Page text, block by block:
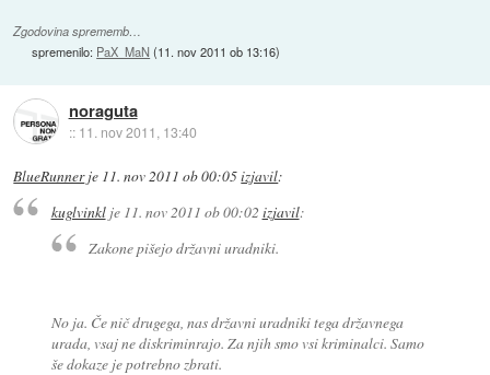
Zgodovina sprememb…
spremenilo: PaX_MaN (11. nov 2011 ob 13:16)
noraguta
:: 11. nov 2011, 13:40
BlueRunnerje 11. nov 2011 ob 00:05izjavil:
kuglvinklje 11. nov 2011 ob 00:02 izjavil:
Zakone pišejo državni uradniki.
No ja. Če nič drugega, nas državni uradniki tega državnega
urada, vsaj ne diskriminrajo. Za njih smo vsi kriminalci. Samo
še dokaze je potrebno zbrati.